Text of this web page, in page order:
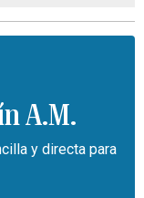
A.M.
y directa para